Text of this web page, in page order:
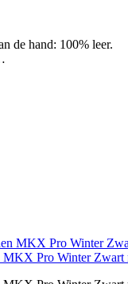
de hand: 100% leer.
MKX Pro Winter Zwart